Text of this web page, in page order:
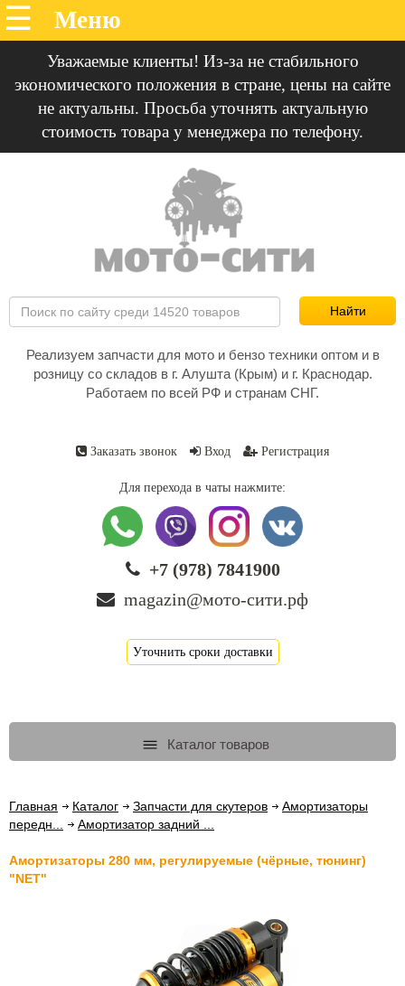
Уважаемые клиенты! Из-за не стабильного
экономического положения в стране, цены на сайте
не актуальны. Просьба уточнять актуальную
стоимость товара у менеджера по телефону.
Реализуем запчасти для мото и бензо техники оптом и в
розницу со складов в г. Алушта (Крым) и г. Краснодар.
Работаем по всей РФ и странам СНГ.
Заказать звонок Вход Регистрация
Для перехода в чаты нажмите:
+7 (978) 7841900
magazin@мото-сити.рф
Уточнить сроки доставки
Каталог товаров
Главная Каталог Запчасти для скутеров
Амортизаторы
передн...
Амортизатор задний ...
Амортизаторы 280 мм, регулируемые (чёрные, тюнинг)
"NET"